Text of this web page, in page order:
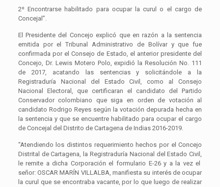
2º Encontrarse habilitado para ocupar la curul o el cargo de
Concejal”.
El Presidente del Concejo explicó que en razón a la sentencia
emitida por el Tribunal Administrativo de Bolívar y que fue
confirmada por el Consejo de Estado, el anterior presidente del
Concejo, Dr. Lewis Motero Polo, expidió la Resolución No. 111
de 2017, acatando las sentencias y solicitándole a la
Registraduría Nacional del Estado Civil, como al Consejo
Nacional Electoral, que certificaran el candidato del Partido
Conservador colombiano que siga en orden de votación al
candidato Rodrigo Reyes según la votación depurada hecha en
la sentencia y que se encuentre habilitado para ocupar el cargo
de Concejal del Distrito de Cartagena de Indias 2016-2019.
“Atendiendo los distintos requerimiento hechos por el Concejo
Distrital de Cartagena, la Registraduría Nacional del Estado Civil,
le remite a dicha Corporación el formulario E-26 y a la vez el
señor: OSCAR MARÍN VILLALBA, manifiesta su interés de ocupar
la curul que se encontraba vacante, por lo que luego de realizar